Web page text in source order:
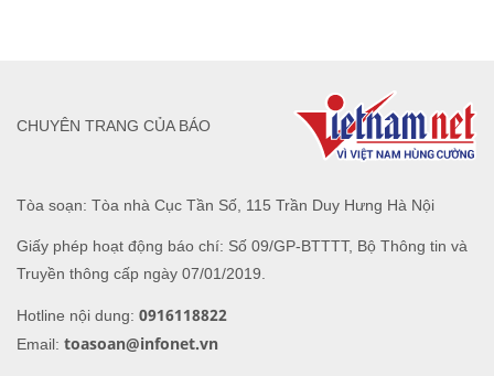
Tòa soạn: Tòa nhà Cục Tần Số, 115 Trần Duy Hưng Hà Nội
Giấy phép hoạt động báo chí: Số 09/GP-BTTTT, Bộ Thông tin và
Truyền thông cấp ngày 07/01/2019.
Hotline nội dung: 0916118822
Email: toasoan@infonet.vn
CHUYÊN TRANG CỦA BÁO